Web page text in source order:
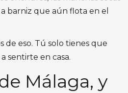
barniz que aún flota en el
de eso. Tú solo tienes que
sentirte en casa.
Málaga, y